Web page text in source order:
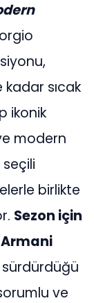
sıcak
ikonik
modern
birlikte
Sezon için
sürdürdüğü
ve